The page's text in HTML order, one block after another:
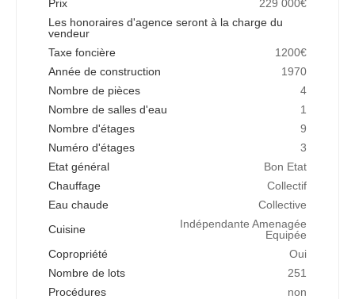
Prix
229 000€
Les honoraires d'agence seront à la charge du
vendeur
Taxe foncière
1200€
Année de construction
1970
Nombre de pièces
4
Nombre de salles d'eau
1
Nombre d'étages
9
Numéro d'étages
3
Etat général
Bon Etat
Chauffage
Collectif
Eau chaude
Collective
Cuisine
Indépendante Amenagée
Equipée
Copropriété
Oui
Nombre de lots
251
Procédures
non